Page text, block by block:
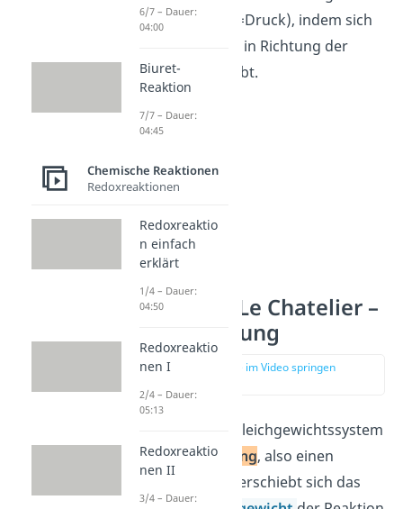
also dem Zwang (=Druck), indem sich
das Gleichgewicht in Richtung der
Produkte verschiebt.
Prinzip von Le Chatelier –
Druckänderung
zur Stelle im Video springen
Wenn du auf ein Gleichgewichtssystem
eineDruckänderung, also einen
Zwang, ausübst, verschiebt sich das
6/7 – Dauer:
04:00
Biuret-
Reaktion
7/7 – Dauer:
04:45
Chemische Reaktionen
Redoxreaktionen
Redoxreaktio
n einfach
erklärt
1/4 – Dauer:
04:50
Redoxreaktio
nen I
2/4 – Dauer:
05:13
Redoxreaktio
nen II
3/4 – Dauer: